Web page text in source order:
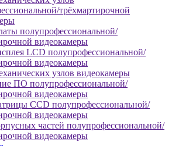
трёхмартирочной
полупрофессиональной/
видеокамеры
LCD полупрофессиональной/
видеокамеры
узлов видеокамеры
ПО полупрофессиональной/
видеокамеры
CCD полупрофессиональной/
видеокамеры
частей полупрофессиональной/
видеокамеры